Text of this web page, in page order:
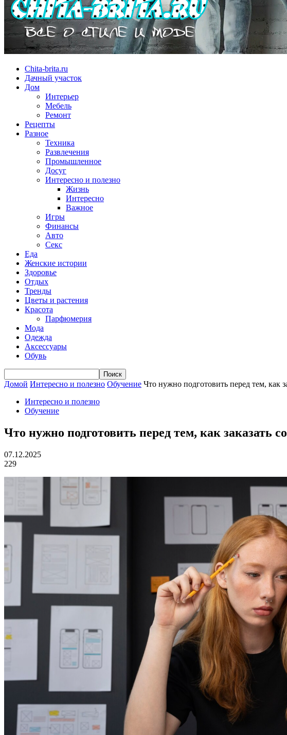
Chita-brita.ru
Дачный участок
Дом
Интерьер
Мебель
Ремонт
Рецепты
Разное
Техника
Развлечения
Промышленное
Досуг
Интересно и полезно
Жизнь
Интересно
Важное
Игры
Финансы
Авто
Секс
Еда
Женские истории
Здоровье
Отдых
Тренды
Цветы и растения
Красота
Парфюмерия
Мода
Одежда
Аксессуары
Обувь
Домой Интересно и полезно Обучение Что нужно подготовить перед тем, как
Интересно и полезно
Обучение
Что нужно подготовить перед тем, как заказать
07.12.2025
229